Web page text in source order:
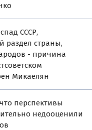
СССР,
раздел страны,
- причина
Микаелян
перспективы
недооценили